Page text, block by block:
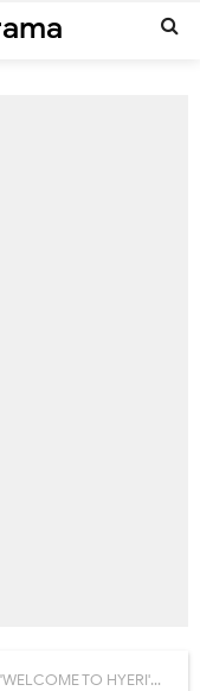
TO HYERI'S STUDIO"